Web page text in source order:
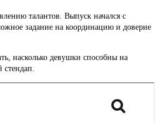
талантов. Выпуск начался с
задание на координацию и доверие
насколько девушки способны на